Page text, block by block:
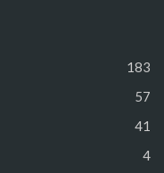
183
57
41
4